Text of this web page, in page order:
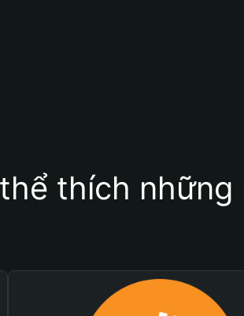
thích những